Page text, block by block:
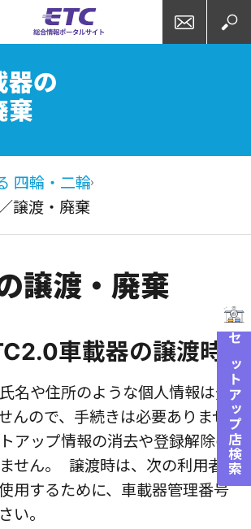
セットアップ店検索
器の
棄
四輪・二輪
譲渡・廃棄
譲渡・廃棄
車載器の譲渡時
名や住所のような個人情報は登
んので、手続きは必要ありませ
アップ情報の消去や登録解除の
せん。 譲渡時は、次の利用者
用するために、車載器管理番号
い。